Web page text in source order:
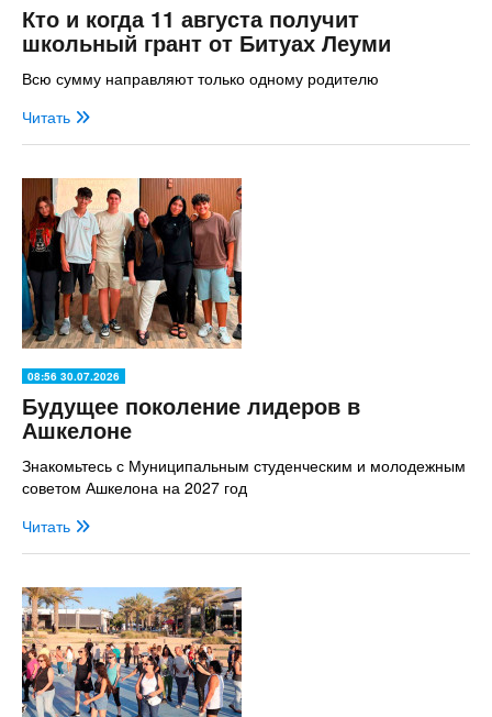
Кто и когда 11 августа получит
школьный грант от Битуах Леуми
Всю сумму направляют только одному родителю
Читать
08:56 30.07.2026
Будущее поколение лидеров в
Ашкелоне
Знакомьтесь с Муниципальным студенческим и молодежным
советом Ашкелона на 2027 год
Читать